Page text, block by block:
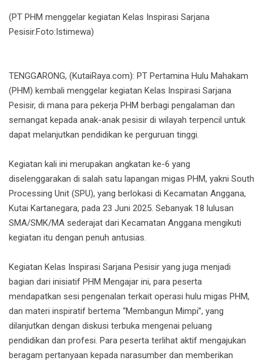
(PT PHM menggelar kegiatan Kelas Inspirasi Sarjana
Pesisir.Foto:Istimewa)
TENGGARONG, (KutaiRaya.com): PT Pertamina Hulu Mahakam
(PHM) kembali menggelar kegiatan Kelas Inspirasi Sarjana
Pesisir, di mana para pekerja PHM berbagi pengalaman dan
semangat kepada anak-anak pesisir di wilayah terpencil untuk
dapat melanjutkan pendidikan ke perguruan tinggi.
Kegiatan kali ini merupakan angkatan ke-6 yang
diselenggarakan di salah satu lapangan migas PHM, yakni South
Processing Unit (SPU), yang berlokasi di Kecamatan Anggana,
Kutai Kartanegara, pada 23 Juni 2025. Sebanyak 18 lulusan
SMA/SMK/MA sederajat dari Kecamatan Anggana mengikuti
kegiatan itu dengan penuh antusias.
Kegiatan Kelas Inspirasi Sarjana Pesisir yang juga menjadi
bagian dari inisiatif PHM Mengajar ini, para peserta
mendapatkan sesi pengenalan terkait operasi hulu migas PHM,
dan materi inspiratif bertema “Membangun Mimpi”, yang
dilanjutkan dengan diskusi terbuka mengenai peluang
pendidikan dan profesi. Para peserta terlihat aktif mengajukan
beragam pertanyaan kepada narasumber dan memberikan